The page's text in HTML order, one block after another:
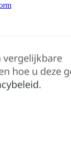
vergelijkbare
hoe u deze
.